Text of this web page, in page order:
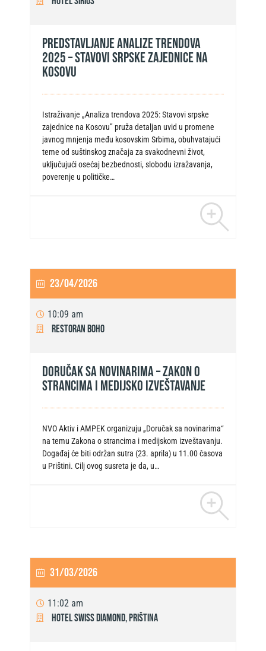
Predstavljanje Analize trendova
2025 – stavovi srpske zajednice na
Kosovu
Istraživanje „Analiza trendova 2025: Stavovi srpske
zajednice na Kosovu” pruža detaljan uvid u promene
javnog mnjenja među kosovskim Srbima, obuhvatajući
teme od suštinskog značaja za svakodnevni život,
uključujući osećaj bezbednosti, slobodu izražavanja,
poverenje u političke…
23/04/2026
10:09 am
Restoran Boho
DORUČAK SA NOVINARIMA – Zakon o
strancima i medijsko izveštavanje
NVO Aktiv i AMPEK organizuju „Doručak sa novinarima“
na temu Zakona o strancima i medijskom izveštavanju.
Događaj će biti održan sutra (23. aprila) u 11.00 časova
u Prištini. Cilj ovog susreta je da, u…
31/03/2026
11:02 am
Hotel Swiss Diamond, Priština